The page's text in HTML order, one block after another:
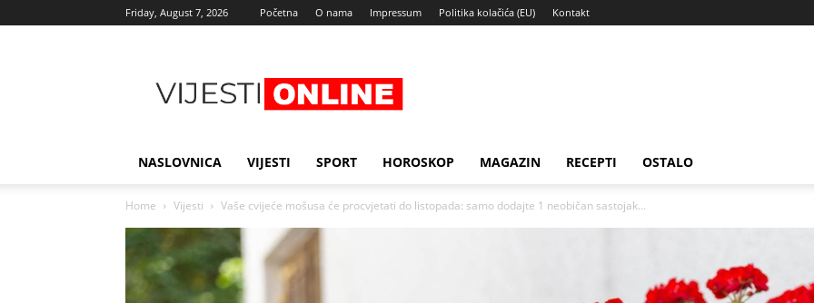
Friday, August 7, 2026 Početna O nama Impressum Politika kolačića (EU) Kontakt
vijesti
NASLOVNICA VIJESTI SPORT HOROSKOP MAGAZIN RECEPTI OSTALO
Home Vijesti Vaše cvijeće mošusa će procvjetati do listopada: samo dodajte 1 neobičan sastojak...